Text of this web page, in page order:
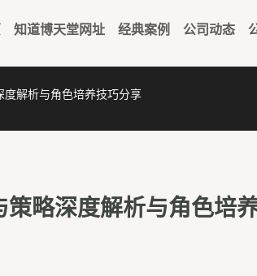
知道博天堂网址 经典案例 公司动态
解析与角色培养技巧分享
略深度解析与角色培